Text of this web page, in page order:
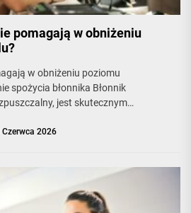
pomagają w obniżeniu
w obniżeniu poziomu
spożycia błonnika Błonnik
jest skutecznym
Czerwca 2026